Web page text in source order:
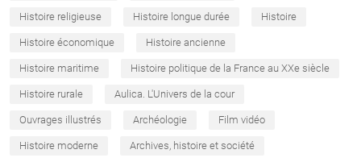
Histoire religieuse Histoire longue durée Histoire
Histoire économique Histoire ancienne
Histoire maritime Histoire politique de la France au XXe siècle
Histoire rurale Aulica. L'Univers de la cour
Ouvrages illustrés Archéologie Film vidéo
Histoire moderne Archives, histoire et société